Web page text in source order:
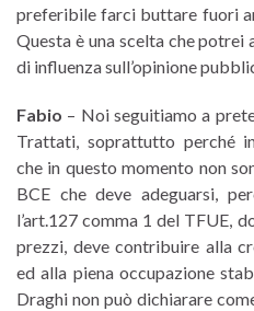
preferibile farci buttare fuori
Questa è una scelta che
di influenza sull’opinione
Fabio – Noi seguitiamo a
Trattati, soprattutto perché
che in questo momento non
BCE che deve adeguarsi,
l’art.127 comma 1 del TFUE,
prezzi, deve contribuire alla
ed alla piena occupazione
Draghi non può dichiarare